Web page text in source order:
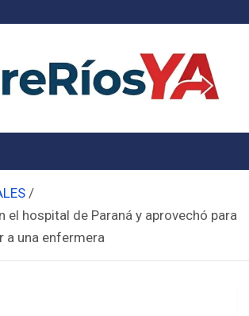
Entre Ríos
la provincia ahora
el hospital de Paraná y aprovechó para
a una enfermera